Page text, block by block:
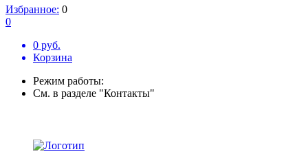
Избранное: 0
0
0 руб.
Корзина
Режим работы:
См. в разделе "Контакты"